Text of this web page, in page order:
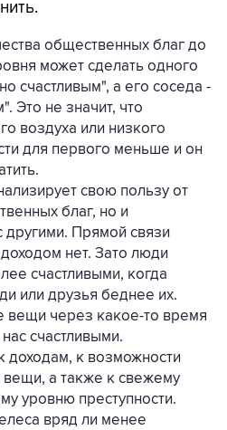
общественных благ до
может сделать одного
счастливым", а его соседа -
Это не значит, что
воздуха или низкого
для первого меньше и он
свою пользу от
благ, но и
другими. Прямой связи
нет. Зато люди
счастливыми, когда
или друзья беднее их.
вещи через какое-то время
счастливыми.
к возможности
вещи, а также к свежему
уровню преступности.
вряд ли менее